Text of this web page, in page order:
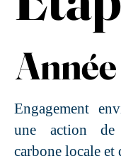
Engagement
une action de
carbone locale et